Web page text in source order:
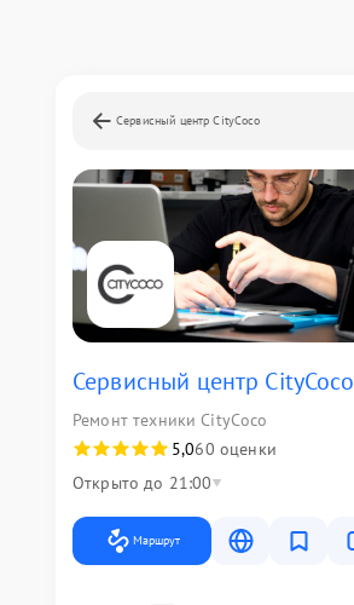
Сервисный центр CityCoco
Сервисный центр CityCoco
Ремонт техники CityCoco
5,060 оценки
Открыто до 21:00
Маршрут